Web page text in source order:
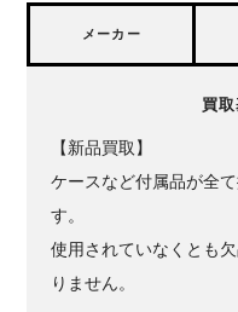
メーカー
買
【新品買取】
ケースなど付属品が全
す。
使用されていなくとも
りません。